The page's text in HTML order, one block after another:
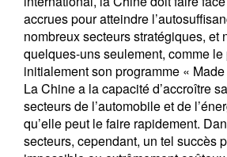
accrues pour atteindre
nombreux secteurs stratégiques, et
quelques-uns seulement, comme
initialement son programme «
La Chine a la capacité d’accroître
secteurs de l’automobile et de
qu’elle peut le faire rapidement.
secteurs, cependant, un tel succès